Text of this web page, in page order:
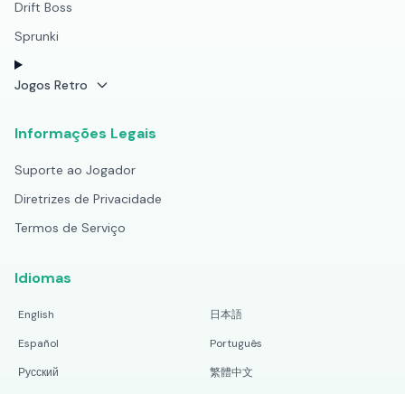
Drift Boss
Sprunki
Jogos Retro
Informações Legais
Suporte ao Jogador
Diretrizes de Privacidade
Termos de Serviço
Idiomas
English
日本語
Español
Português
Русский
繁體中文